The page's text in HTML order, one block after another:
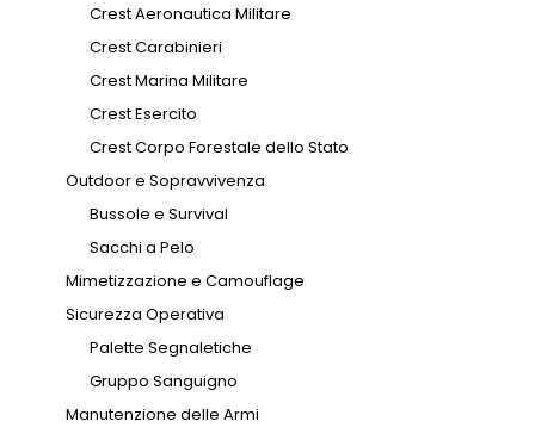
Crest Aeronautica Militare
Crest Carabinieri
Crest Marina Militare
Crest Esercito
Crest Corpo Forestale dello Stato
Outdoor e Sopravvivenza
Bussole e Survival
Sacchi a Pelo
Mimetizzazione e Camouflage
Sicurezza Operativa
Palette Segnaletiche
Gruppo Sanguigno
Manutenzione delle Armi